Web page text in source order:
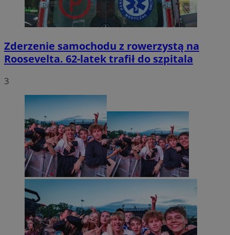
Zderzenie samochodu z rowerzystą na
Roosevelta. 62-latek trafił do szpitala
3